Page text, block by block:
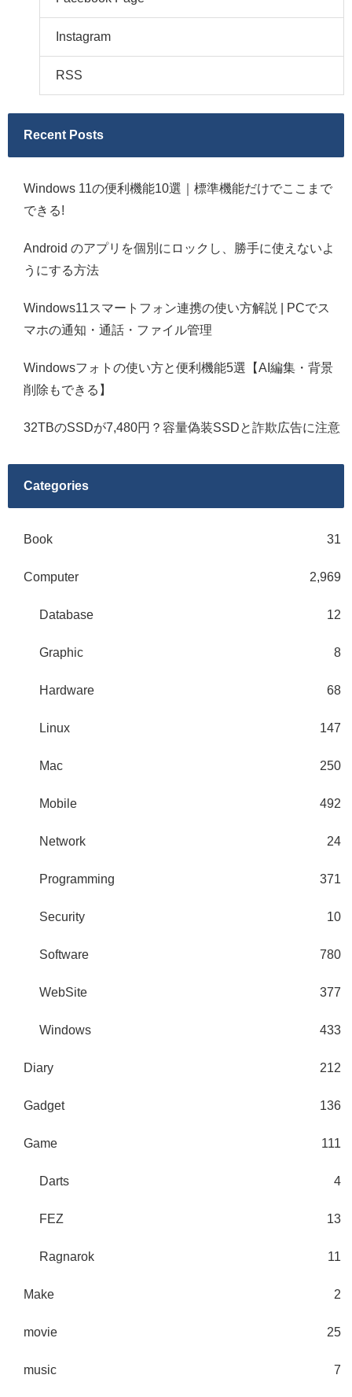
Instagram
RSS
Recent Posts
Windows 11の便利機能10選｜標準機能だけでここまで
できる!
Android のアプリを個別にロックし、勝手に使えないよ
うにする方法
Windows11スマートフォン連携の使い方解説 | PCでス
マホの通知・通話・ファイル管理
Windowsフォトの使い方と便利機能5選【AI編集・背景
削除もできる】
32TBのSSDが7,480円？容量偽装SSDと詐欺広告に注意
Categories
Book 31
Computer 2,969
Database 12
Graphic 8
Hardware 68
Linux 147
Mac 250
Mobile 492
Network 24
Programming 371
Security 10
Software 780
WebSite 377
Windows 433
Diary 212
Gadget 136
Game 111
Darts 4
FEZ 13
Ragnarok 11
Make 2
movie 25
music 7